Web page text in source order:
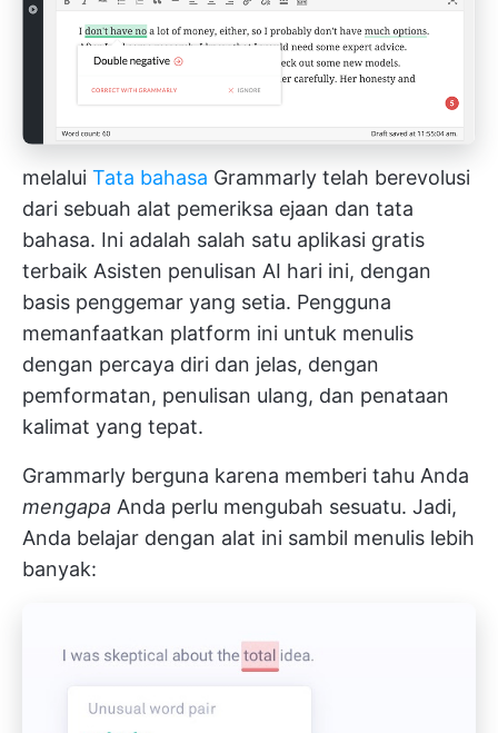
melalui Tata bahasa Grammarly telah berevolusi
dari sebuah alat pemeriksa ejaan dan tata
bahasa. Ini adalah salah satu aplikasi gratis
terbaik Asisten penulisan AI hari ini, dengan
basis penggemar yang setia. Pengguna
memanfaatkan platform ini untuk menulis
dengan percaya diri dan jelas, dengan
pemformatan, penulisan ulang, dan penataan
kalimat yang tepat.
Grammarly berguna karena memberi tahu Anda
mengapa Anda perlu mengubah sesuatu. Jadi,
Anda belajar dengan alat ini sambil menulis lebih
banyak: